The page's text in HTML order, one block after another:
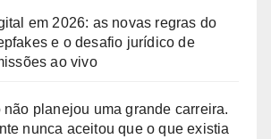
em 2026: as novas regras do
e o desafio jurídico de
ao vivo
não planejou uma grande carreira.
nunca aceitou que o que existia